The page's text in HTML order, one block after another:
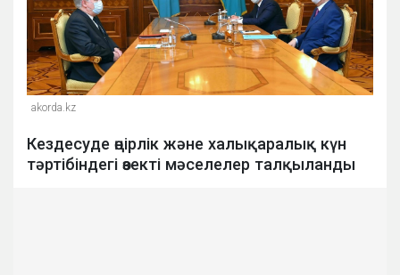
akorda.kz
Кездесуде өңірлік және халықаралық күн
тәртібіндегі өзекті мәселелер талқыланды